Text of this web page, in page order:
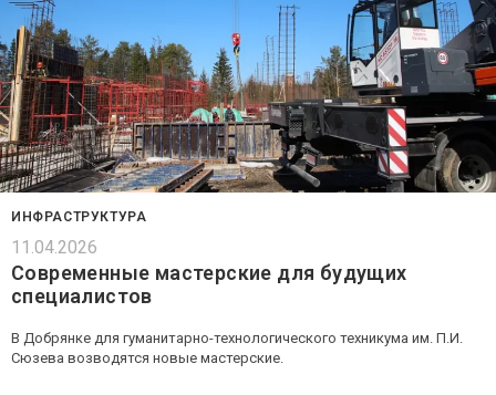
ИНФРАСТРУКТУРА
11.04.2026
Современные мастерские для будущих
специалистов
В Добрянке для гуманитарно-технологического техникума им. П.И.
Сюзева возводятся новые мастерские.